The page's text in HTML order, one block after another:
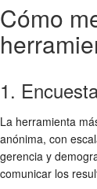
Cómo
1.
La herramienta
anónima, con
gerencia y
comunicar los